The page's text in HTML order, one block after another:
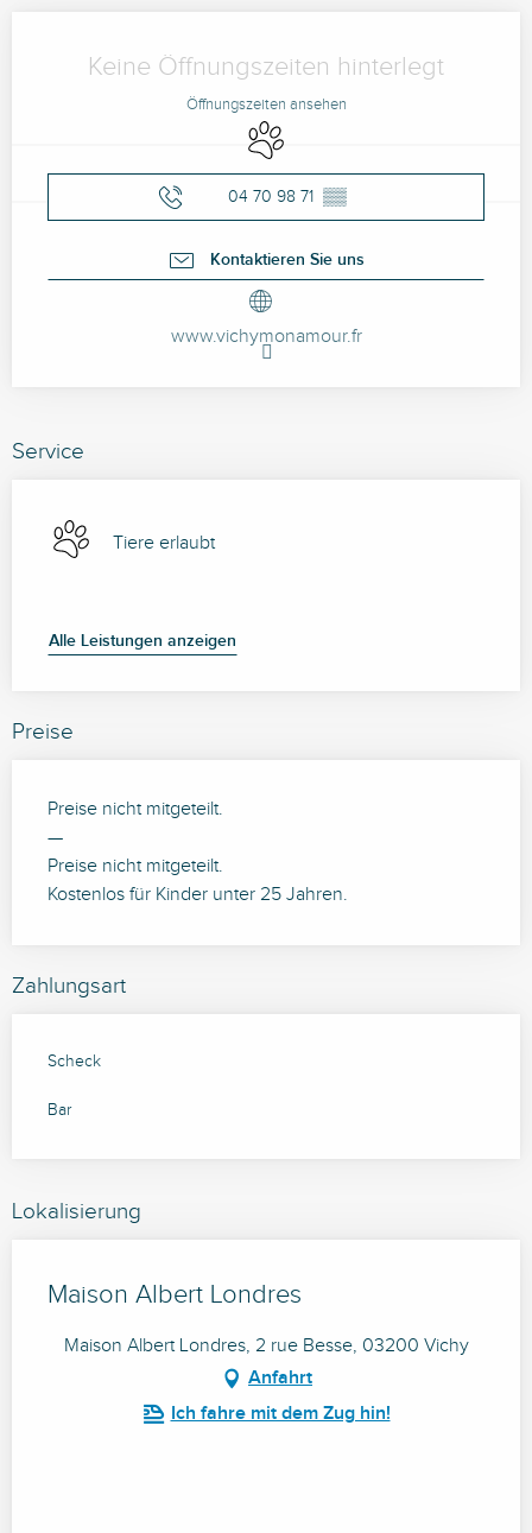
Keine Öffnungszeiten hinterlegt
Öffnungszeiten ansehen
Tiere erlaubt
04 70 98 71 ▒▒
Kontaktieren Sie uns
www.vichymonamour.fr
Service
Tiere erlaubt
Alle Leistungen anzeigen
Preise
Preise nicht mitgeteilt.
—
Preise nicht mitgeteilt.
Kostenlos für Kinder unter 25 Jahren.
Zahlungsart
Scheck
Bar
Lokalisierung
Maison Albert Londres
Maison Albert Londres, 2 rue Besse, 03200 Vichy
Anfahrt
Ich fahre mit dem Zug hin!